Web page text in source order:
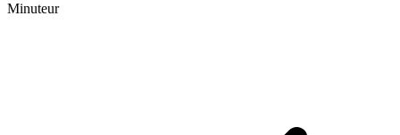
Minuteur